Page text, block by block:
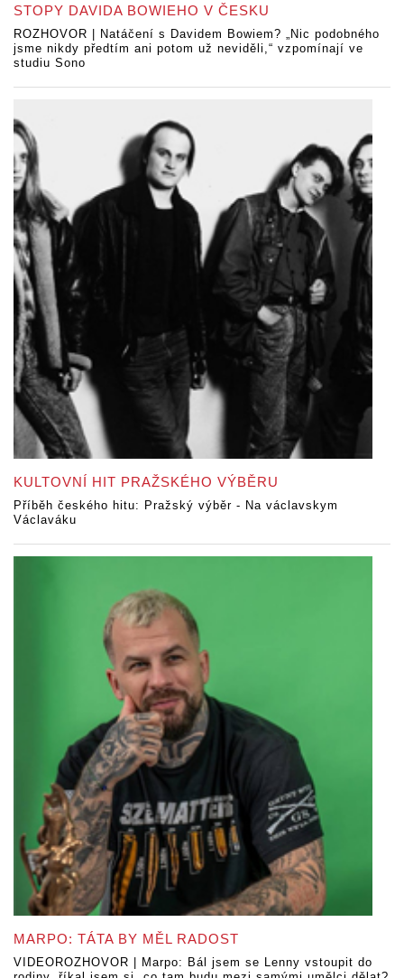
STOPY DAVIDA BOWIEHO V ČESKU
ROZHOVOR | Natáčení s Davidem Bowiem? „Nic podobného
jsme nikdy předtím ani potom už neviděli,“ vzpomínají ve
studiu Sono
KULTOVNÍ HIT PRAŽSKÉHO VÝBĚRU
Příběh českého hitu: Pražský výběr - Na václavskym
Václaváku
MARPO: TÁTA BY MĚL RADOST
VIDEOROZHOVOR | Marpo: Bál jsem se Lenny vstoupit do